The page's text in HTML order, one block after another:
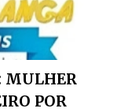
MULHER
POR